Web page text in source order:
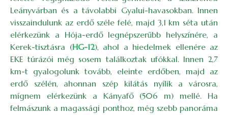
Leányvárban és a távolabbi Gyalui-havasokban. Innen
visszaindulunk az erdő széle felé, majd 3,1 km séta után
elérkezünk a Hója-erdő legnépszerűbb helyszínére, a
Kerek-tisztásra (HG-12), ahol a hiedelmek ellenére az
EKE túrázói még sosem találkoztak ufókkal. Innen 2,7
km-t gyalogolunk tovább, eleinte erdőben, majd az
erdő szélén, ahonnan szép kilátás nyílik a városra,
mígnem elérkezünk a Kányafő (506 m) mellé. Ha
felmászunk a magassági ponthoz, még szebb panoráma